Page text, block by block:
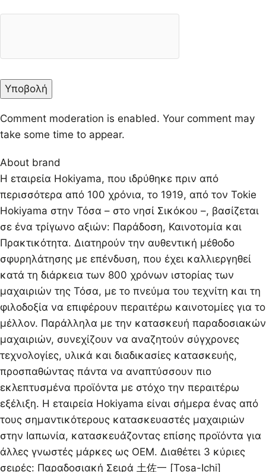
Comment moderation is enabled. Your comment may
take some time to appear.
About brand
Η εταιρεία Hokiyama, που ιδρύθηκε πριν από
περισσότερα από 100 χρόνια, το 1919, από τον Tokie
Hokiyama στην Τόσα – στο νησί Σικόκου –, βασίζεται
σε ένα τρίγωνο αξιών: Παράδοση, Καινοτομία και
Πρακτικότητα. Διατηρούν την αυθεντική μέθοδο
σφυρηλάτησης με επένδυση, που έχει καλλιεργηθεί
κατά τη διάρκεια των 800 χρόνων ιστορίας των
μαχαιριών της Τόσα, με το πνεύμα του τεχνίτη και τη
φιλοδοξία να επιφέρουν περαιτέρω καινοτομίες για το
μέλλον. Παράλληλα με την κατασκευή παραδοσιακών
μαχαιριών, συνεχίζουν να αναζητούν σύγχρονες
τεχνολογίες, υλικά και διαδικασίες κατασκευής,
προσπαθώντας πάντα να αναπτύσσουν πιο
εκλεπτυσμένα προϊόντα με στόχο την περαιτέρω
εξέλιξη. Η εταιρεία Hokiyama είναι σήμερα ένας από
τους σημαντικότερους κατασκευαστές μαχαιριών
στην Ιαπωνία, κατασκευάζοντας επίσης προϊόντα για
άλλες γνωστές μάρκες ως OEM. Διαθέτει 3 κύριες
σειρές: Παραδοσιακή Σειρά 土佐一 [Tosa-Ichi]